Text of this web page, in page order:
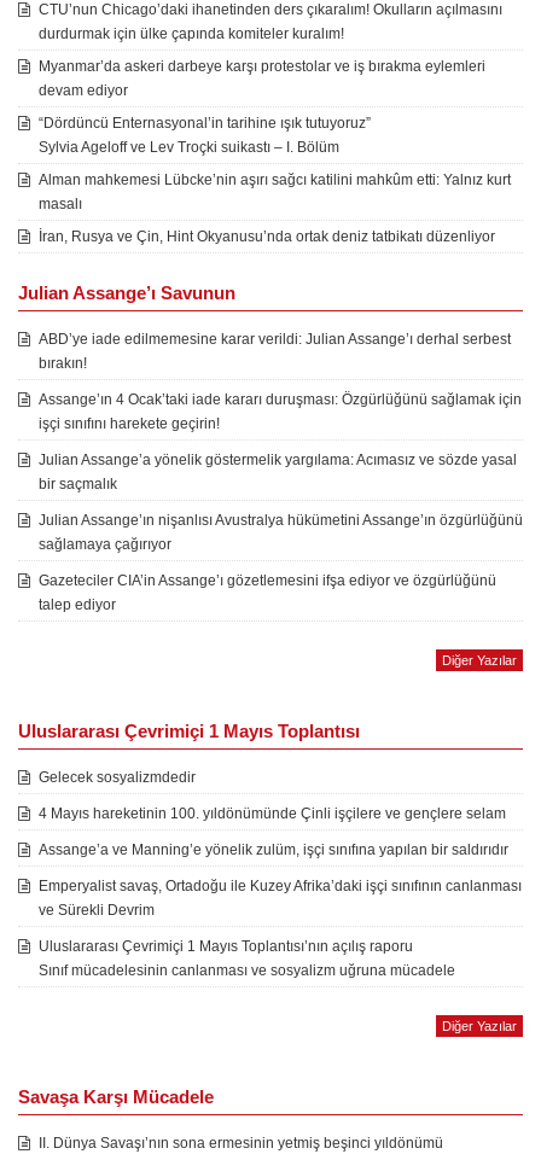
CTU’nun Chicago’daki ihanetinden ders çıkaralım! Okulların açılmasını
durdurmak için ülke çapında komiteler kuralım!
Myanmar’da askeri darbeye karşı protestolar ve iş bırakma eylemleri
devam ediyor
“Dördüncü Enternasyonal’in tarihine ışık tutuyoruz”
Sylvia Ageloff ve Lev Troçki suikastı – I. Bölüm
Alman mahkemesi Lübcke’nin aşırı sağcı katilini mahkûm etti: Yalnız kurt
masalı
İran, Rusya ve Çin, Hint Okyanusu’nda ortak deniz tatbikatı düzenliyor
Julian Assange’ı Savunun
ABD’ye iade edilmemesine karar verildi: Julian Assange’ı derhal serbest
bırakın!
Assange’ın 4 Ocak’taki iade kararı duruşması: Özgürlüğünü sağlamak için
işçi sınıfını harekete geçirin!
Julian Assange’a yönelik göstermelik yargılama: Acımasız ve sözde yasal
bir saçmalık
Julian Assange’ın nişanlısı Avustralya hükümetini Assange’ın özgürlüğünü
sağlamaya çağırıyor
Gazeteciler CIA’in Assange’ı gözetlemesini ifşa ediyor ve özgürlüğünü
talep ediyor
Diğer Yazılar
Uluslararası Çevrimiçi 1 Mayıs Toplantısı
Gelecek sosyalizmdedir
4 Mayıs hareketinin 100. yıldönümünde Çinli işçilere ve gençlere selam
Assange’a ve Manning’e yönelik zulüm, işçi sınıfına yapılan bir saldırıdır
Emperyalist savaş, Ortadoğu ile Kuzey Afrika’daki işçi sınıfının canlanması
ve Sürekli Devrim
Uluslararası Çevrimiçi 1 Mayıs Toplantısı’nın açılış raporu
Sınıf mücadelesinin canlanması ve sosyalizm uğruna mücadele
Diğer Yazılar
Savaşa Karşı Mücadele
II. Dünya Savaşı’nın sona ermesinin yetmiş beşinci yıldönümü